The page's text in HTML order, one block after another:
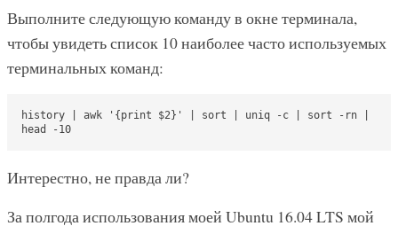
Выполните следующую команду в окне терминала,
чтобы увидеть список 10 наиболее часто используемых
терминальных команд:
history | awk '{print $2}' | sort | uniq -c | sort -rn |
head -10
Интерестно, не правда ли?
За полгода использования моей Ubuntu 16.04 LTS мой